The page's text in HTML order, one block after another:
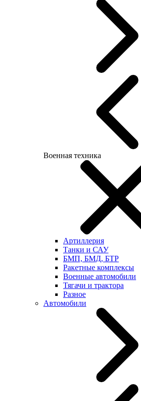
Военная техника
Артиллерия
Танки и САУ
БМП, БМД, БТР
Ракетные комплексы
Военные автомобили
Тягачи и трактора
Разное
Автомобили